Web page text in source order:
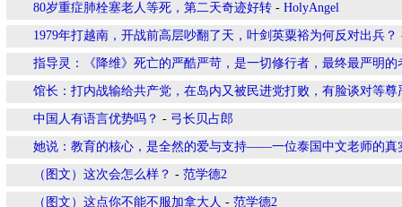
80岁重症肺栓塞老人等死，第二天奇迹好转 - HolyAngel
1979年打越南，开战前高层吵翻了天，叶剑英粟裕为何反对出兵？
指导灵：《降维》死亡的严酷严苛，是一切修行者，最终最严明的
馆长：打内战输给共产党，在岛内又被民进党打败，有脸谈对等尊
中国人有语言优势吗？ - 弓长贝占郎
她说：教育的核心，是全然的爱与支持——一位泰国中文老师的真
（图文）这次会怎么样？ - 范学德2
（图文）这点你不能不服加拿大人 - 范学德2